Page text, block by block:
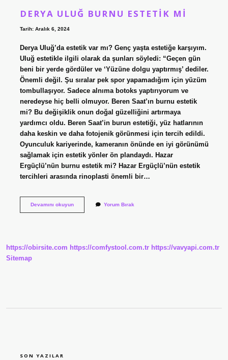
DERYA ULUĞ BURNU ESTETIK MI
Tarih: Aralık 6, 2024
Derya Uluğ’da estetik var mı? Genç yaşta estetiğe karşıyım.
Uluğ estetikle ilgili olarak da şunları söyledi: “Geçen gün
beni bir yerde gördüler ve ‘Yüzüne dolgu yaptırmış’ dediler.
Önemli değil. Şu sıralar pek spor yapamadığım için yüzüm
tombullaşıyor. Sadece alnıma botoks yaptırıyorum ve
neredeyse hiç belli olmuyor. Beren Saat’ın burnu estetik
mi? Bu değişiklik onun doğal güzelliğini artırmaya
yardımcı oldu. Beren Saat’in burun estetiği, yüz hatlarının
daha keskin ve daha fotojenik görünmesi için tercih edildi.
Oyunculuk kariyerinde, kameranın önünde en iyi görünümü
sağlamak için estetik yönler ön plandaydı. Hazar
Ergüçlü’nün burnu estetik mi? Hazar Ergüçlü’nün estetik
tercihleri ​​arasında rinoplasti önemli bir…
Devamını okuyunDerya
Yorum Bırak
https://obirsite.com https://comfystool.com.tr https://vavyapi.com.tr
Sitemap
SON YAZILAR